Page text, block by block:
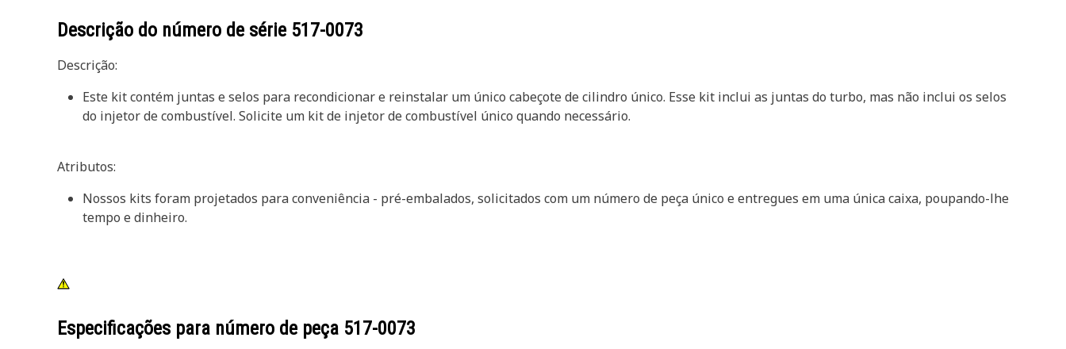
Descrição do número de série 517-0073
Descrição:
Este kit contém juntas e selos para recondicionar e reinstalar um único cabeçote de cilindro único. Esse kit inclui as juntas do turbo, mas não inclui os selos
do injetor de combustível. Solicite um kit de injetor de combustível único quando necessário.
Atributos:
Nossos kits foram projetados para conveniência - pré-embalados, solicitados com um número de peça único e entregues em uma única caixa, poupando-lhe
tempo e dinheiro.
Especificações para número de peça 517-0073